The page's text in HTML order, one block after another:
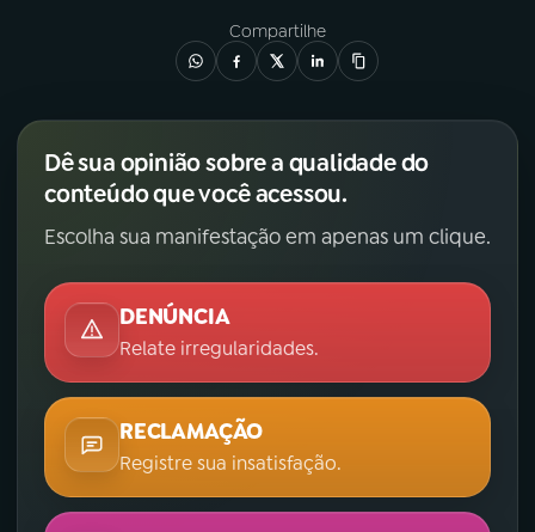
Compartilhe
Dê sua opinião sobre a qualidade do
conteúdo que você acessou.
Escolha sua manifestação em apenas um clique.
DENÚNCIA
Relate irregularidades.
RECLAMAÇÃO
Registre sua insatisfação.